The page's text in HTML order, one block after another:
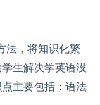
法，将知识化繁
生解决学英语没
主要包括：语法